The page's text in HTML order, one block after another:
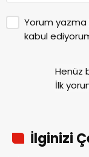
Yorum yazma
kabul
Henüz
İlk
İlginizi